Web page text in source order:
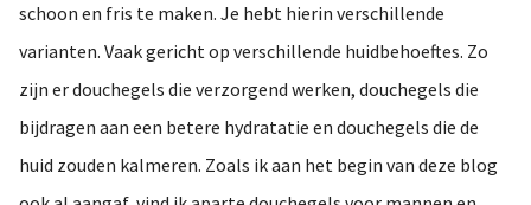
schoon en fris te maken. Je hebt hierin verschillende
varianten. Vaak gericht op verschillende huidbehoeftes. Zo
zijn er douchegels die verzorgend werken, douchegels die
bijdragen aan een betere hydratatie en douchegels die de
huid zouden kalmeren. Zoals ik aan het begin van deze blog